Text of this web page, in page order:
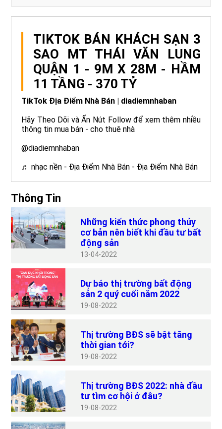
TIKTOK BÁN KHÁCH SẠN 3
SAO MT THÁI VĂN LUNG
QUẬN 1 - 9M X 28M - HẦM
11 TẦNG - 370 TỶ
TikTok Địa Điểm Nhà Bán | diadiemnhaban
Hãy Theo Dõi và Ấn Nút Follow để xem thêm nhiều
thông tin mua bán - cho thuê nhà
@diadiemnhaban
♬ nhạc nền - Địa Điểm Nhà Bán - Địa Điểm Nhà Bán
Thông Tin
Những kiến thức phong thủy
cơ bản nên biết khi đầu tư bất
động sản
13 04-2022
Dự báo thị trường bất động
sản 2 quý cuối năm 2022
19 08-2022
Thị trường BĐS sẽ bật tăng
thời gian tới?
19 08-2022
Thị trường BĐS 2022: nhà đầu
tư tìm cơ hội ở đâu?
19 08-2022